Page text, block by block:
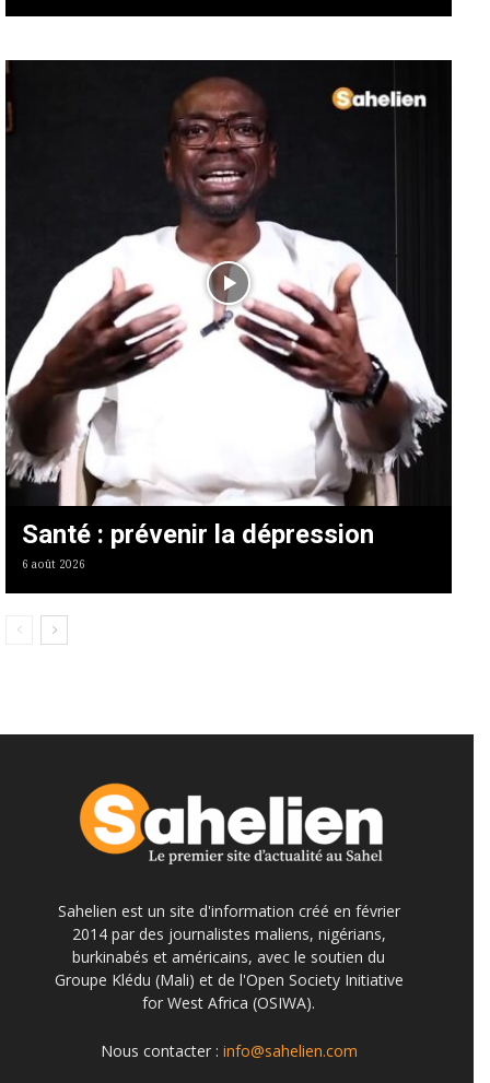
Santé : prévenir la dépression
6 août 2026
Sahelien est un site d'information créé en février
2014 par des journalistes maliens, nigérians,
burkinabés et américains, avec le soutien du
Groupe Klédu (Mali) et de l'Open Society Initiative
for West Africa (OSIWA).
Nous contacter : info@sahelien.com